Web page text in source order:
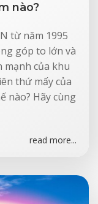
nào?
từ năm 1995
góp to lớn và
của khu
thứ mấy của
nào? Hãy cùng
read more...